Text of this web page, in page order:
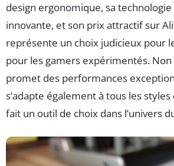
design ergonomique, sa
innovante, et son prix attractif sur
représente un choix judicieux pour
pour les gamers expérimentés.
promet des performances
s’adapte également à tous les
fait un outil de choix dans l’univers